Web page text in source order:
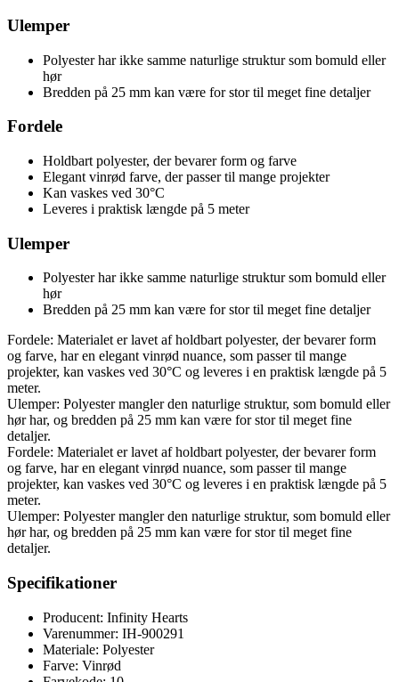
Ulemper
Polyester har ikke samme naturlige struktur som bomuld eller
hør
Bredden på 25 mm kan være for stor til meget fine detaljer
Fordele
Holdbart polyester, der bevarer form og farve
Elegant vinrød farve, der passer til mange projekter
Kan vaskes ved 30°C
Leveres i praktisk længde på 5 meter
Ulemper
Polyester har ikke samme naturlige struktur som bomuld eller
hør
Bredden på 25 mm kan være for stor til meget fine detaljer
Fordele: Materialet er lavet af holdbart polyester, der bevarer form
og farve, har en elegant vinrød nuance, som passer til mange
projekter, kan vaskes ved 30°C og leveres i en praktisk længde på 5
meter.
Ulemper: Polyester mangler den naturlige struktur, som bomuld eller
hør har, og bredden på 25 mm kan være for stor til meget fine
detaljer.
Fordele: Materialet er lavet af holdbart polyester, der bevarer form
og farve, har en elegant vinrød nuance, som passer til mange
projekter, kan vaskes ved 30°C og leveres i en praktisk længde på 5
meter.
Ulemper: Polyester mangler den naturlige struktur, som bomuld eller
hør har, og bredden på 25 mm kan være for stor til meget fine
detaljer.
Specifikationer
Producent: Infinity Hearts
Varenummer: IH-900291
Materiale: Polyester
Farve: Vinrød